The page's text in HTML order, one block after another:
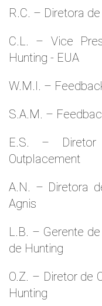
R.C. – Diretora
C.L. – Vice
Hunting - EUA
W.M.l. –
S.A.M. –
E.S. –
Outplacement
A.N. – Diretora
Agnis
L.B. – Gerente
de Hunting
O.Z. – Diretor de
Hunting